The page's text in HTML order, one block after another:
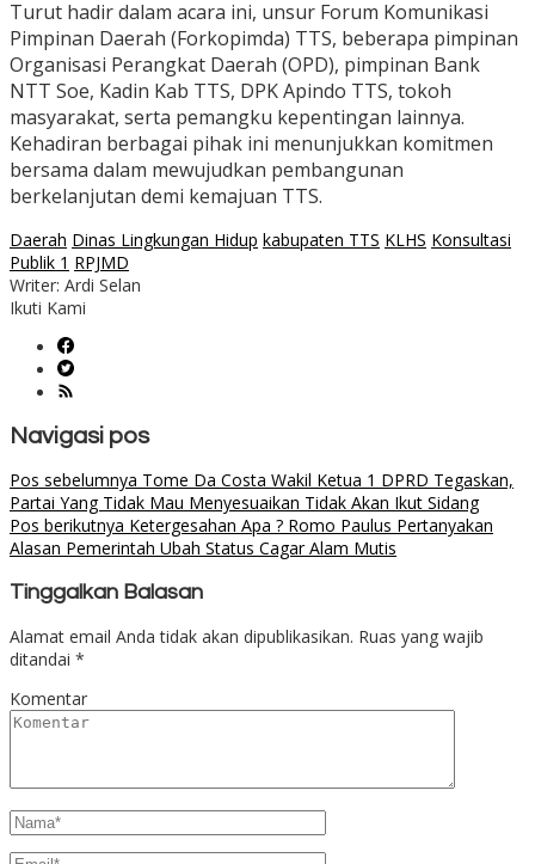
Turut hadir dalam acara ini, unsur Forum Komunikasi
Pimpinan Daerah (Forkopimda) TTS, beberapa pimpinan
Organisasi Perangkat Daerah (OPD), pimpinan Bank
NTT Soe, Kadin Kab TTS, DPK Apindo TTS, tokoh
masyarakat, serta pemangku kepentingan lainnya.
Kehadiran berbagai pihak ini menunjukkan komitmen
bersama dalam mewujudkan pembangunan
berkelanjutan demi kemajuan TTS.
Daerah Dinas Lingkungan Hidup kabupaten TTS KLHS Konsultasi
Publik 1 RPJMD
Writer: Ardi Selan
Ikuti Kami
Navigasi pos
Pos sebelumnya Tome Da Costa Wakil Ketua 1 DPRD Tegaskan,
Partai Yang Tidak Mau Menyesuaikan Tidak Akan Ikut Sidang
Pos berikutnya Ketergesahan Apa ? Romo Paulus Pertanyakan
Alasan Pemerintah Ubah Status Cagar Alam Mutis
Tinggalkan Balasan
Alamat email Anda tidak akan dipublikasikan. Ruas yang wajib
ditandai *
Komentar